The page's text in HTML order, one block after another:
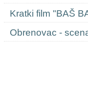
Kratki film "BAŠ
Obrenovac -